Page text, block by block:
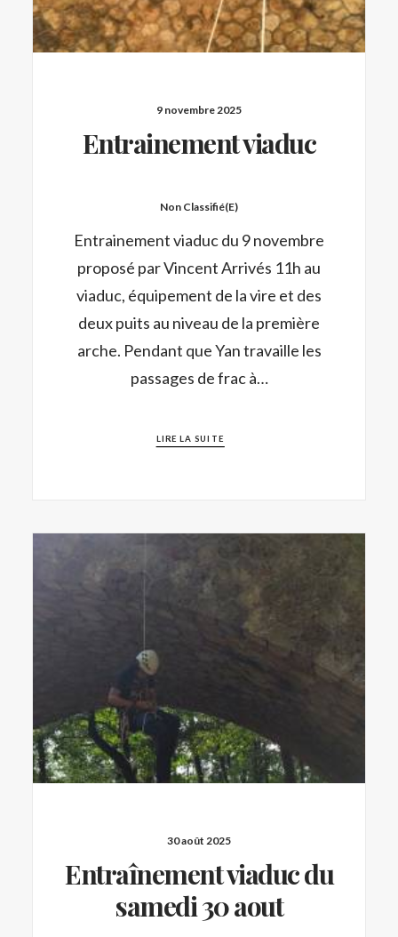
9 novembre 2025
Entrainement viaduc
Non Classifié(e)
Entrainement viaduc du 9 novembre
proposé par Vincent Arrivés 11h au
viaduc, équipement de la vire et des
deux puits au niveau de la première
arche. Pendant que Yan travaille les
passages de frac à…
LIRE LA SUITE
30 août 2025
Entraînement viaduc du
samedi 30 aout